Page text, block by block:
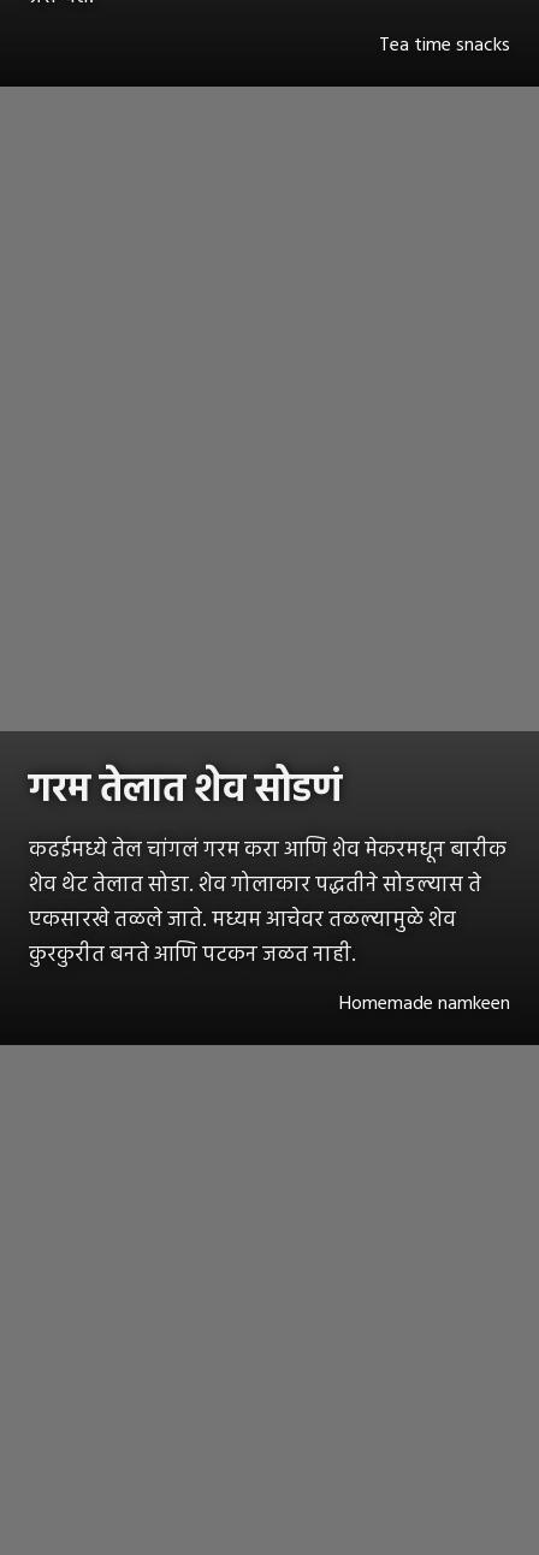
Tea time snacks
गरम तेलात शेव सोडणं
कढईमध्ये तेल चांगलं गरम करा आणि शेव मेकरमधून बारीक
शेव थेट तेलात सोडा. शेव गोलाकार पद्धतीने सोडल्यास ते
एकसारखे तळले जाते. मध्यम आचेवर तळल्यामुळे शेव
कुरकुरीत बनते आणि पटकन जळत नाही.
Homemade namkeen